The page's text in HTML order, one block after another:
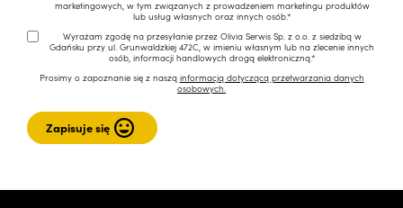
marketingowych, w tym związanych z prowadzeniem marketingu produktów
lub usług własnych oraz innych osób.*
Wyrażam zgodę na przesyłanie przez Olivia Serwis Sp. z o.o. z siedzibą w
Gdańsku przy ul. Grunwaldzkiej 472C, w imieniu własnym lub na zlecenie innych
osób, informacji handlowych drogą elektroniczną.*
Prosimy o zapoznanie się z naszą informacją dotyczącą przetwarzania danych
osobowych.